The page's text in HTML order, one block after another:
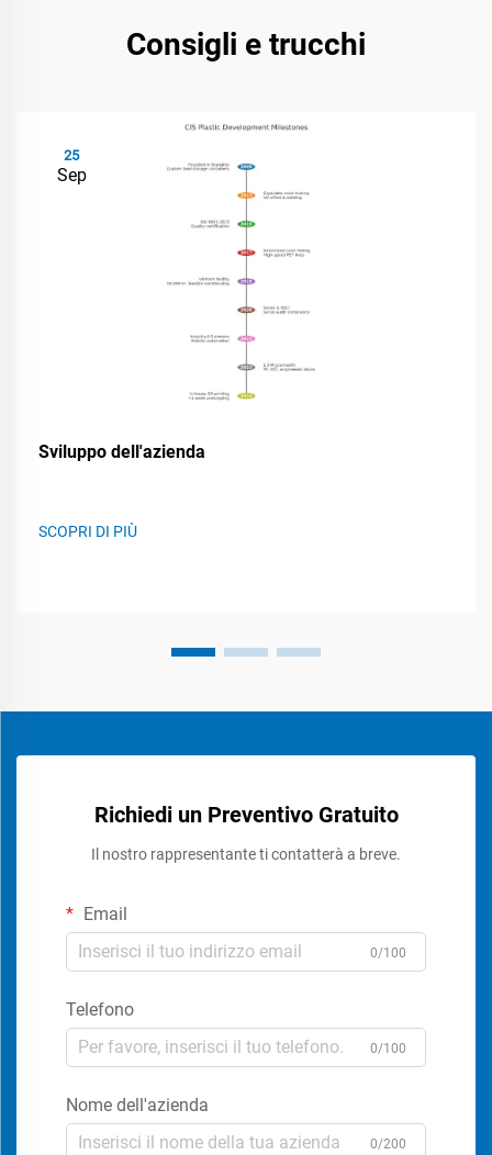
Consigli e trucchi
25
Sep
Sviluppo dell'azienda
SCOPRI DI PIÙ
Richiedi un Preventivo Gratuito
Il nostro rappresentante ti contatterà a breve.
Email
0/100
Telefono
0/100
Nome dell'azienda
0/200